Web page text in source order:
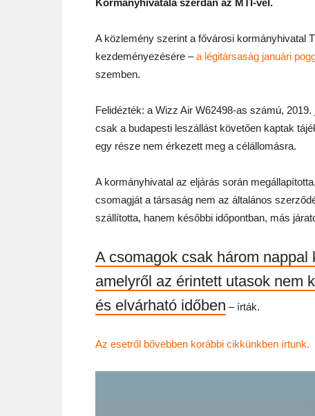
Kormányhivatala szerdán az MTI-vel.
A közlemény szerint a fővárosi kormányhivatal
kezdeményezésére –a légitársaság januári
szemben.
Felidézték: a Wizz Air W62498-as számú,
csak a budapesti leszállást követően kaptak
egy része nem érkezett meg a célállomásra.
A kormányhivatal az eljárás során
csomagját a társaság nem az általános
szállította, hanem későbbi időpontban, más
A csomagok csak három
amelyről az érintett utasok nem
és elvárható időben – írták.
Az esetről bővebben korábbi cikkünkben írtunk.